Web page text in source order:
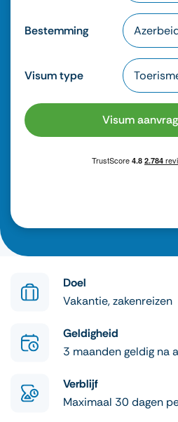
Bestemming
Visum type
Visum
Doel
Vakantie, zakenreizen
Geldigheid
3 maanden geldig na
Verblijf
Maximaal 30 dagen